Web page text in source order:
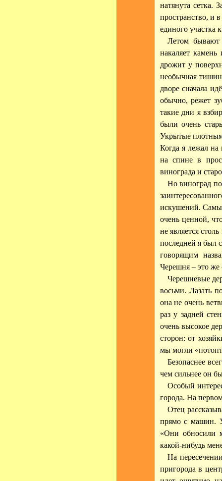
натянута сетка.
пространство, и
единого участка
Летом бывают
накаляет
дрожит у
необычная
дворе сначала
обычно, режет
такие дни я
были очень
Укрытые
Когда я лежал на
на спине в
винограда и
Но виноград
искушений.
очень ценной,
не является
последней я был
говорящим
Черешня – это же
Черешневые
восьми. Лазать
она не очень
раз у задней
очень высокое
сторон: от
мы могли
Безопаснее
чем сильнее он
Особый
города. На
Отец
прямо с машин.
«Они обносили
какой-нибудь
На
пригорода в